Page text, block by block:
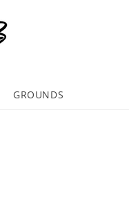
GROUNDS